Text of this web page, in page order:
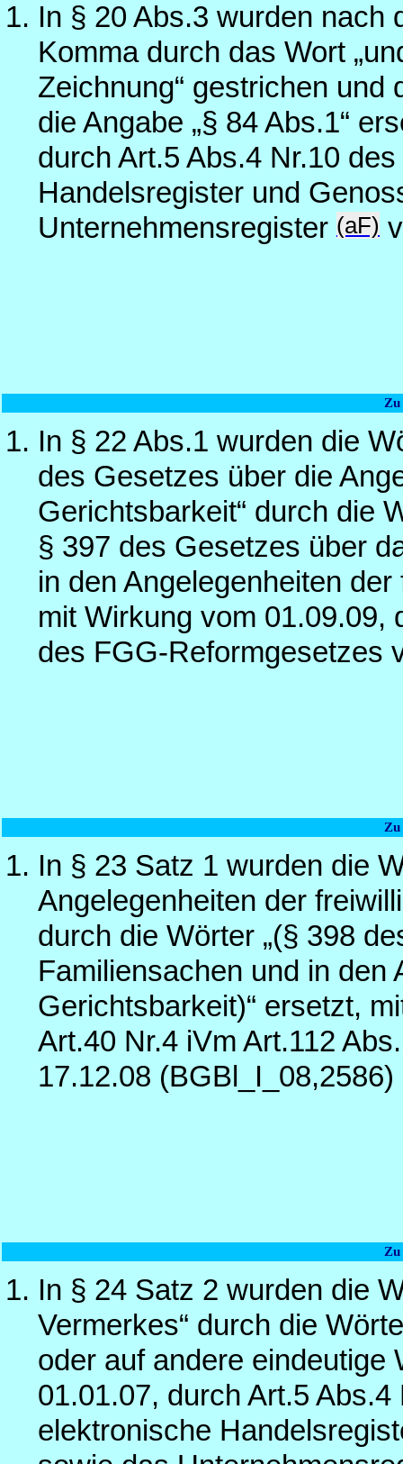
In § 20 Abs.3 wurden nach
Komma durch das Wort
Zeichnung“ gestrichen und
die Angabe „§ 84 Abs.1“
durch Art.5 Abs.4 Nr.10
Handelsregister und
Unternehmensregister (aF)
In § 22 Abs.1 wurden die
des Gesetzes über die
Gerichtsbarkeit“ durch die
§ 397 des Gesetzes über
in den Angelegenheiten
mit Wirkung vom 01.09.09,
des FGG-Reformgesetzes
In § 23 Satz 1 wurden die
Angelegenheiten der
durch die Wörter „(§ 398
Familiensachen und in den
Gerichtsbarkeit)“ ersetzt,
Art.40 Nr.4 iVm Art.112
17.12.08 (BGBl_I_08,2586)
In § 24 Satz 2 wurden die
Vermerkes“ durch die
oder auf andere eindeutige
01.01.07, durch Art.5
elektronische